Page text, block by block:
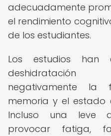
adecuadamente
el rendimiento
de los estudiantes.
Los estudios han
negativamente la
memoria y el estado
Incluso una leve
provocar fatiga,